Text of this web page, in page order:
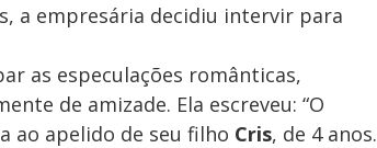
a empresária decidiu intervir para
as especulações românticas,
de amizade. Ela escreveu: “O
ao apelido de seu filho Cris, de 4 anos.